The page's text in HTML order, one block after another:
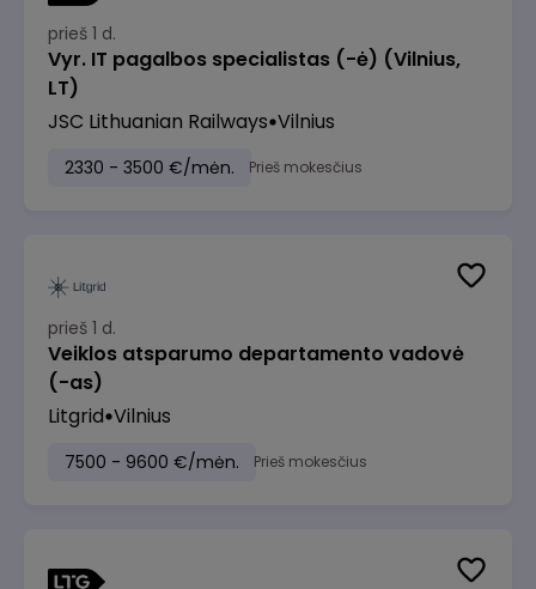
prieš 1 d.
Vyr. IT pagalbos specialistas (-ė) (Vilnius,
LT)
JSC Lithuanian Railways Vilnius
2330 - 3500 €/mėn. Prieš mokesčius
prieš 1 d.
Veiklos atsparumo departamento vadovė
(-as)
Litgrid Vilnius
7500 - 9600 €/mėn. Prieš mokesčius